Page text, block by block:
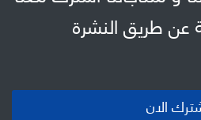
عن طريق النشرة
الان